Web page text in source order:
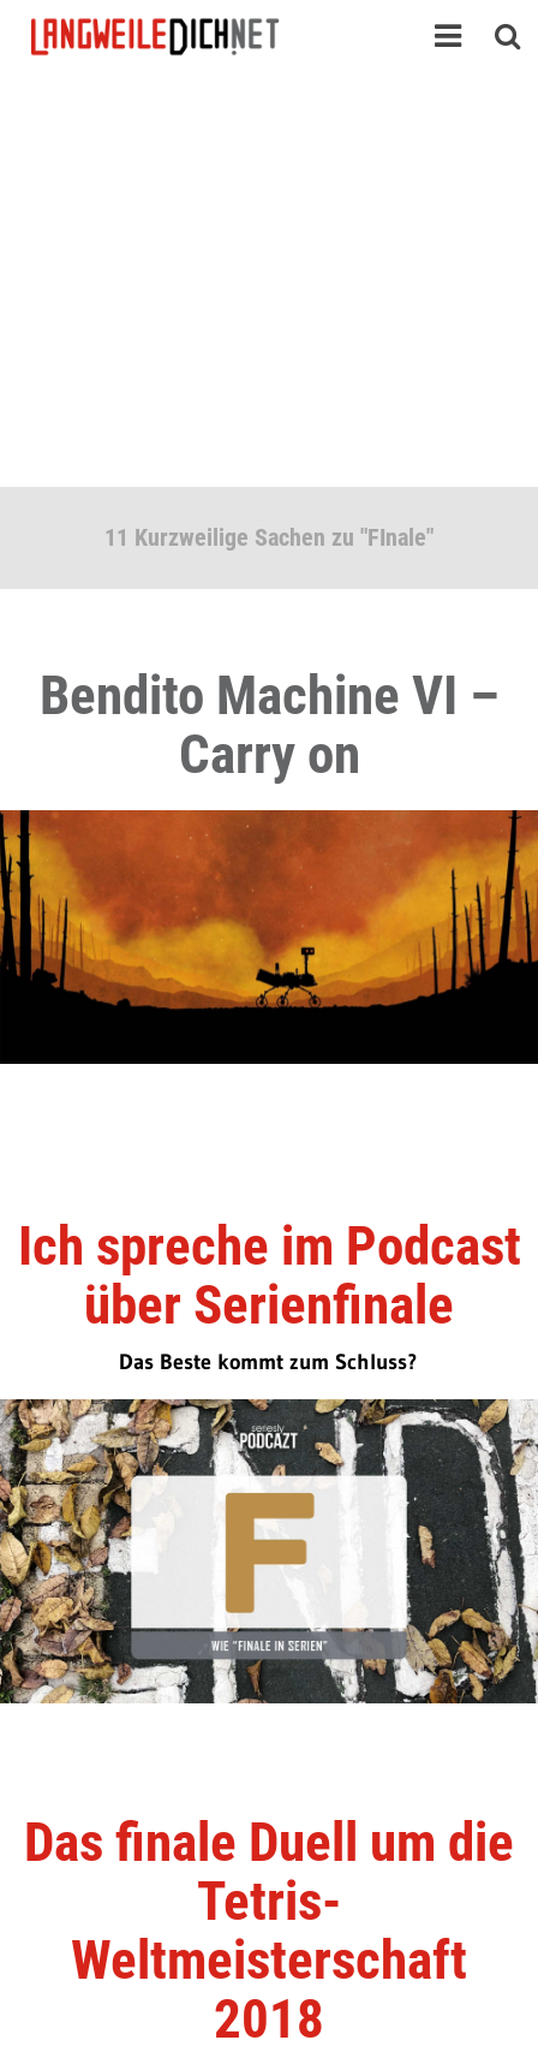
11 Kurzweilige Sachen zu "FInale"
Bendito Machine VI –
Carry on
Ich spreche im Podcast
über Serienfinale
Das Beste kommt zum Schluss?
Das finale Duell um die
Tetris-
Weltmeisterschaft
2018